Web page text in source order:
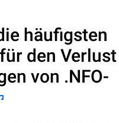
häufigsten
den
von .NFO-